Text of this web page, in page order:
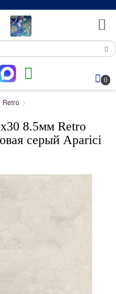
0
Retro
8.5мм Retro
серый Aparici